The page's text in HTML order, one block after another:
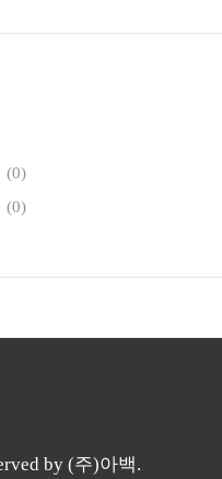
(0)
(0)
by (주)아백.